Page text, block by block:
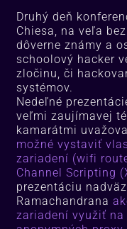
Druhý deň
Chiesa, na veľa
dôverne známy a
schoolový hacker
zločinu, či
systémov.
Nedeľné
veľmi zaujímavej
kamarátmi
možné vystaviť
zariadení (wifi
Channel Scripting
prezentáciu
Ramachandrana
zariadení využiť